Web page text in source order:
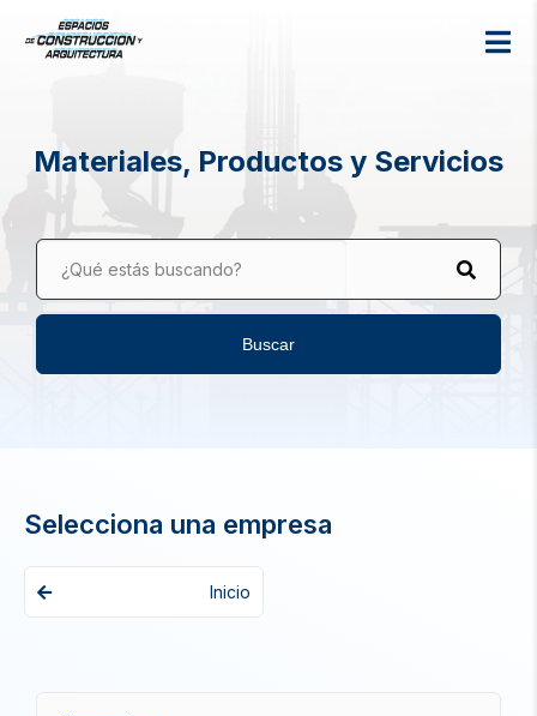
Materiales, Productos y Servicios
¿Qué estás buscando?
Buscar
Selecciona una empresa
Inicio